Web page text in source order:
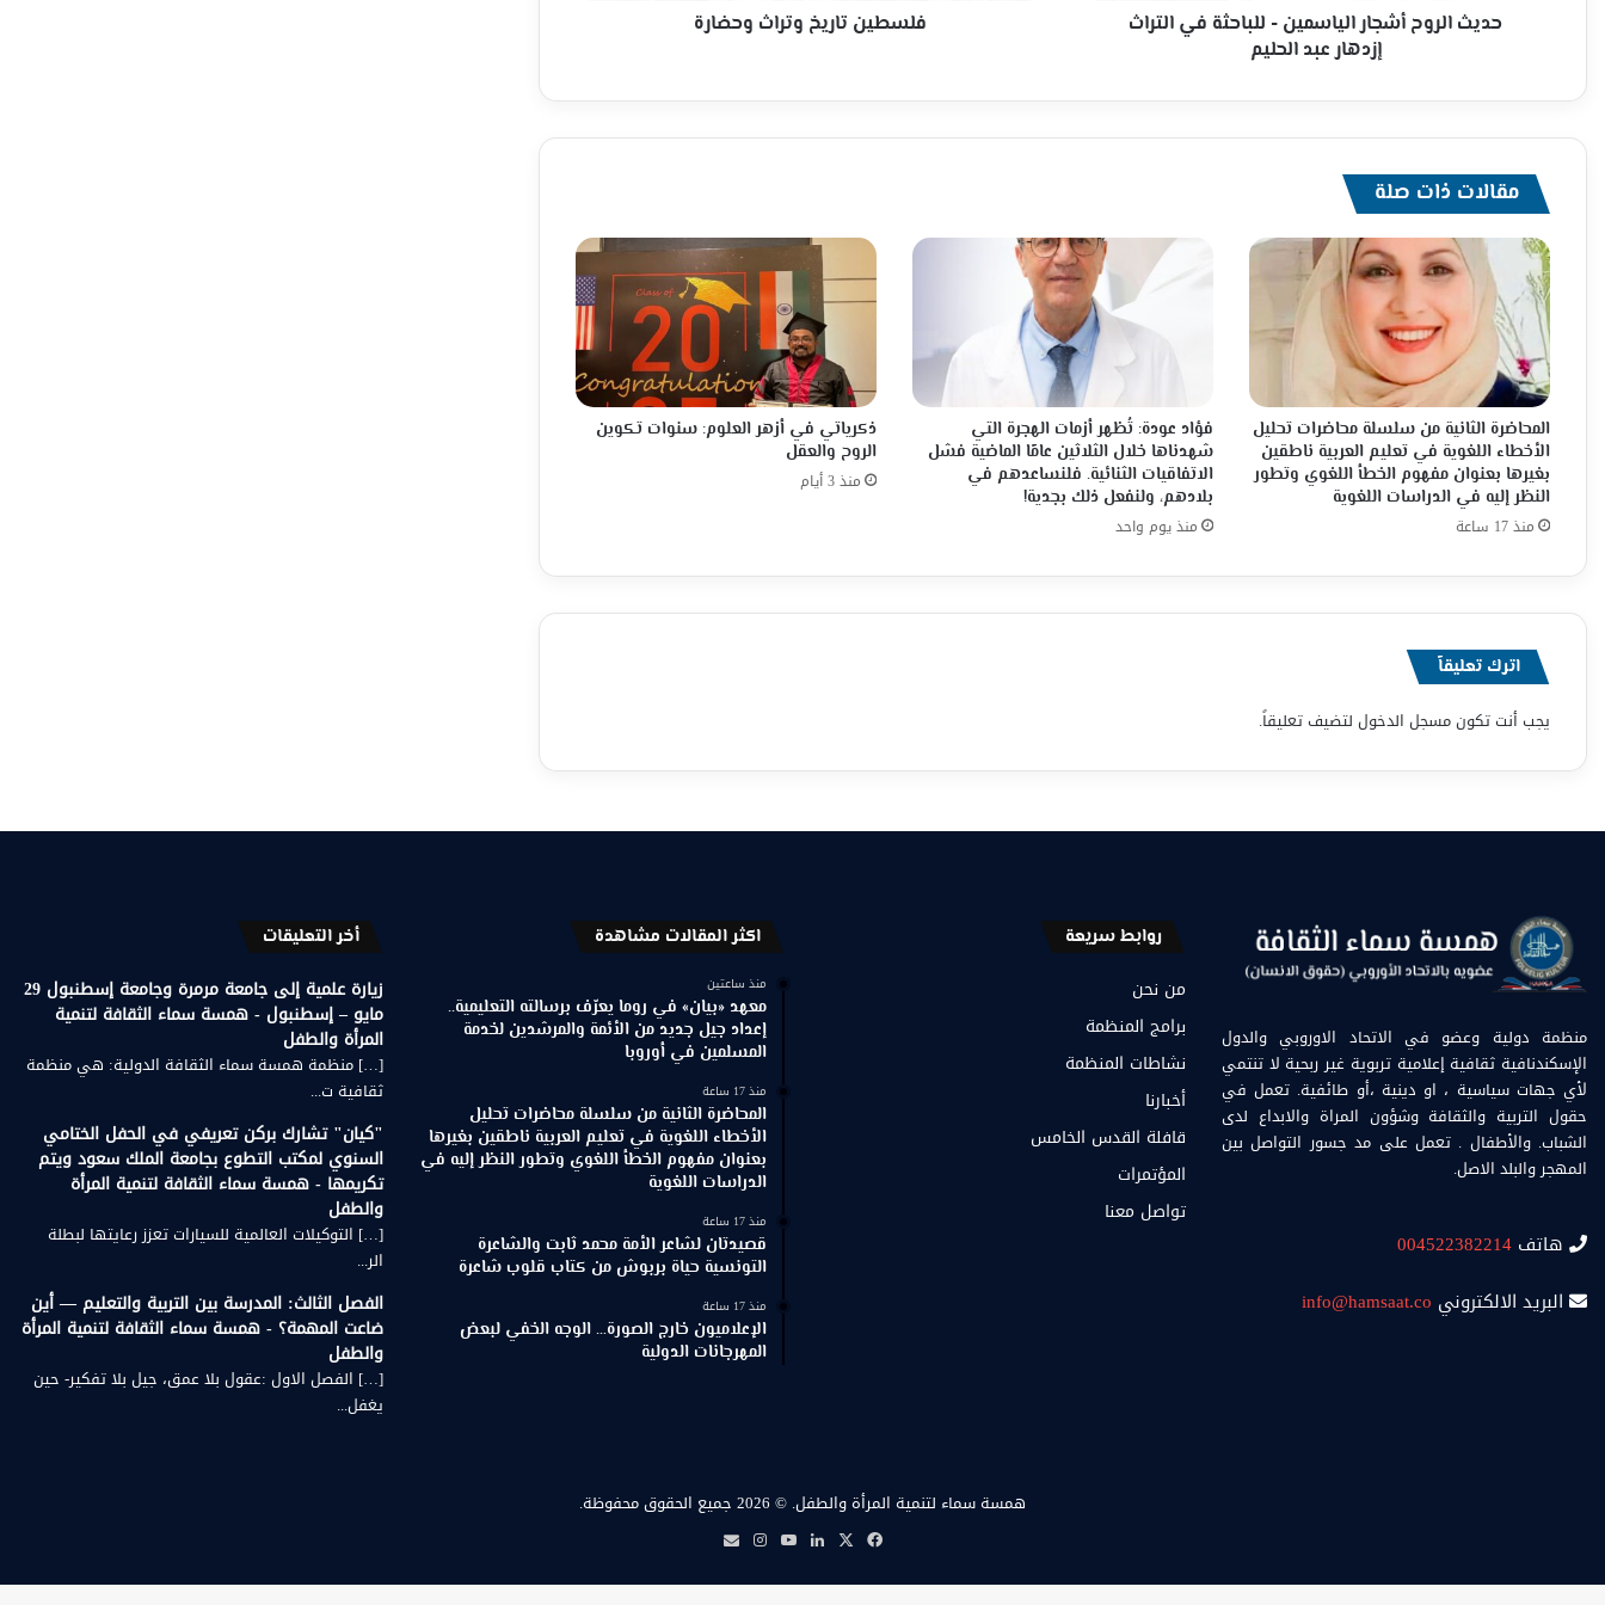
حديث الروح أشجار الياسمين - للباحثة في التراث
إزدهار عبد الحليم
فلسطين تاريخ وتراث وحضارة
مقالات ذات صلة
المحاضرة الثانية من سلسلة محاضرات تحليل
الأخطاء اللغوية في تعليم العربية ناطقين
بغيرها بعنوان مفهوم الخطأ اللغوي وتطور
النظر إليه في الدراسات اللغوية
منذ 17 ساعة
فؤاد عودة: تُظهر أزمات الهجرة التي
شهدناها خلال الثلاثين عامًا الماضية فشل
الاتفاقيات الثنائية. فلنساعدهم في
بلادهم، ولنفعل ذلك بجدية!
منذ يوم واحد
ذكرياتي في أزهر العلوم: سنوات تكوين
الروح والعقل
منذ 3 أيام
اترك تعليقاً
يجب أنت تكونمسجل الدخول لتضيف تعليقاً.
منظمة دولية وعضو في الاتحاد الاوروبي والدول
الإسكندنافية ثقافية إعلامية تربوية غير ربحية لا تنتمي
لأي جهات سياسية ، او دينية ،أو طائفية. تعمل في
حقول التربية والثقافة وشؤون المراة والابداع لدى
الشباب. والأطفال . تعمل على مد جسور التواصل بين
المهجر والبلد الاصل.
هاتف 004522382214
البريد الالكتروني info@hamsaat.co
روابط سريعة
من نحن
برامج المنظمة
نشاطات المنظمة
أخبارنا
قافلة القدس الخامس
المؤتمرات
تواصل معنا
اكثر المقالات مشاهدة
منذ ساعتين
معهد «بيان» في روما يعرّف برسالته التعليمية..
إعداد جيل جديد من الأئمة والمرشدين لخدمة
المسلمين في أوروبا
منذ 17 ساعة
المحاضرة الثانية من سلسلة محاضرات تحليل
الأخطاء اللغوية في تعليم العربية ناطقين بغيرها
بعنوان مفهوم الخطأ اللغوي وتطور النظر إليه في
الدراسات اللغوية
منذ 17 ساعة
قصيدتان لشاعر الأمة محمد ثابت والشاعرة
التونسية حياة بربوش من كتاب قلوب شاعرة
منذ 17 ساعة
الإعلاميون خارج الصورة… الوجه الخفي لبعض
المهرجانات الدولية
أخر التعليقات
زيارة علمية إلى جامعة مرمرة وجامعة إسطنبول 29
مايو – إسطنبول - همسة سماء الثقافة لتنمية
المرأة والطفل
[…] منظمة همسة سماء الثقافة الدولية: هي منظمة
ثقافية ت...
"كيان" تشارك بركن تعريفي في الحفل الختامي
السنوي لمكتب التطوع بجامعة الملك سعود ويتم
تكريمها - همسة سماء الثقافة لتنمية المرأة
والطفل
[…] التوكيلات العالمية للسيارات تعزز رعايتها لبطلة
الر...
الفصل الثالث: المدرسة بين التربية والتعليم — أين
ضاعت المهمة؟ - همسة سماء الثقافة لتنمية المرأة
والطفل
[…] الفصل الاول :عقول بلا عمق، جيل بلا تفكير- حين
يغفل...
همسة سماء لتنمية المرأة والطفل. © 2026 جميع الحقوق محفوظة.
فيسبوكلينكدإن‫YouTube
انستقرام
بريد